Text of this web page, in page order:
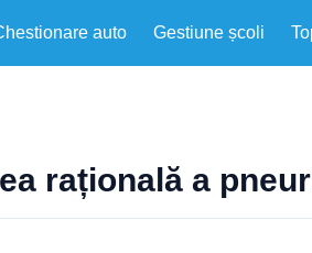
auto Gestiune școli
rațională a